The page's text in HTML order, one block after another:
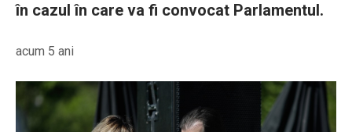
în cazul în care va fi convocat Parlamentul.
acum 5 ani